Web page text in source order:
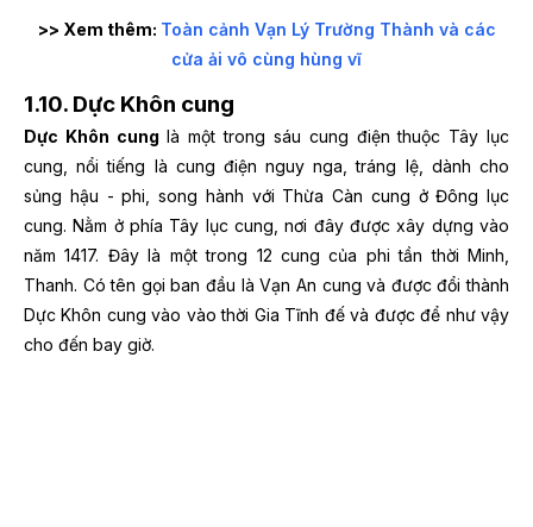
>> Xem thêm: Toàn cảnh Vạn Lý Trường Thành và các
cửa ải vô cùng hùng vĩ
1.10. Dực Khôn cung
Dực Khôn cung là một trong sáu cung điện thuộc Tây lục
cung, nổi tiếng là cung điện nguy nga, tráng lệ, dành cho
sủng hậu - phi, song hành với Thừa Càn cung ở Đông lục
cung.Nằm ở phía Tây lục cung, nơi đây được xây dựng vào
năm 1417. Đây là một trong 12 cung của phi tần thời Minh,
Thanh. Có tên gọi ban đầu là Vạn An cung và được đổi thành
Dực Khôn cung vào vào thời Gia Tĩnh đế và được để như vậy
cho đến bay giờ.